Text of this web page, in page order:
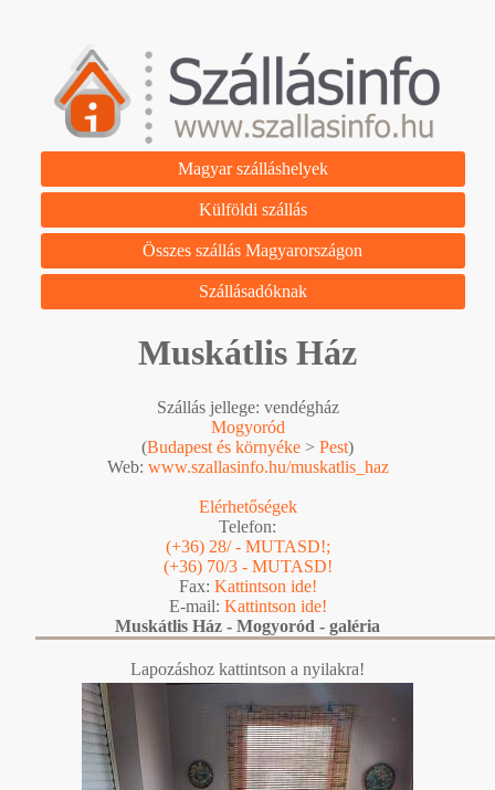
Magyar szálláshelyek
Külföldi szállás
Összes szállás Magyarországon
Szállásadóknak
Muskátlis Ház
Szállás jellege: vendégház
Mogyoród
(Budapest és környéke > Pest)
Web: www.szallasinfo.hu/muskatlis_haz
Elérhetőségek
Telefon:
(+36) 28/ - MUTASD!;
(+36) 70/3 - MUTASD!
Fax: Kattintson ide!
E-mail: Kattintson ide!
Muskátlis Ház - Mogyoród - galéria
Lapozáshoz kattintson a nyilakra!